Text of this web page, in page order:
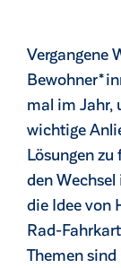
Vergangene
mal im Jahr,
wichtige
Lösungen zu
den Wechsel
die Idee von
Rad-
Themen